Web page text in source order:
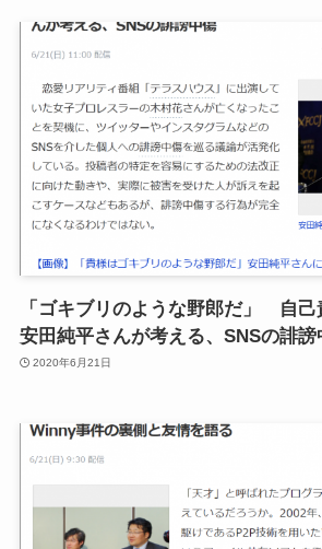
「ゴキブリのような野郎だ」 自
安田純平さんが考える、SNSの誹謗
2020年6月21日